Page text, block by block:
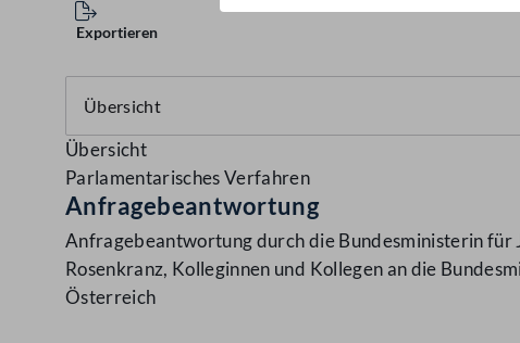
Exportieren
Übersicht
Parlamentarisches Verfahren
Anfragebeantwortung
Anfragebeantwortung durch die Bundesministerin
Rosenkranz, Kolleginnen und Kollegen an die
Österreich